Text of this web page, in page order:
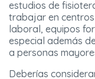
estudios de
trabajar en
laboral, equipos
especial además
a personas
Deberías